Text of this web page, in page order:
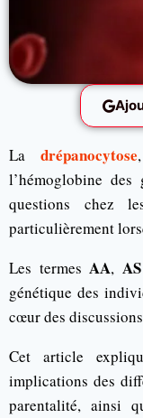
La drépanocytose
l’hémoglobine des
questions chez
particulièrement
Les termesAA, AS
génétique des
cœur des
Cet article
implications des
parentalité, ainsi